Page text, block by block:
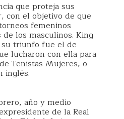
que proteja sus
con el objetivo de que
femeninos
los masculinos. King
su triunfo fue el de
lucharon con ella para
Tenistas Mujeres, o
inglés.
año y medio
de la Real